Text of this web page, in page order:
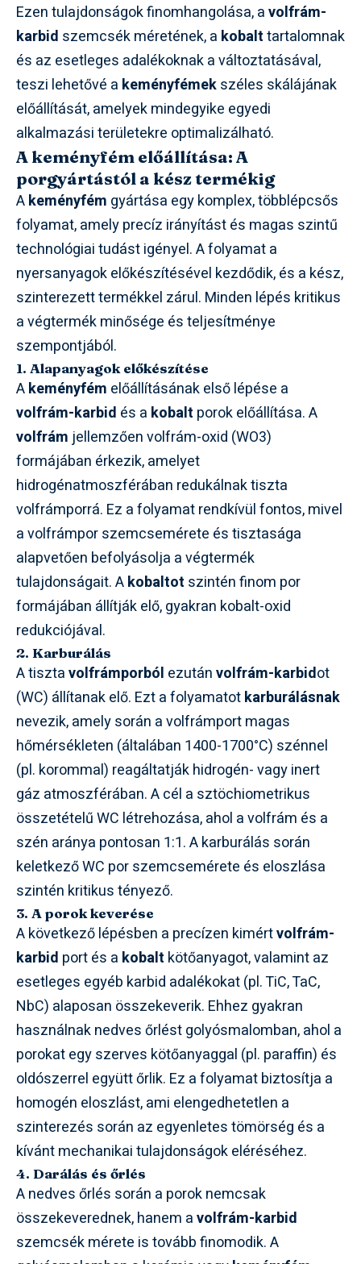
Ezen tulajdonságok finomhangolása, avolfrám-
karbid szemcsék méretének, a kobalttartalomnak
és az esetleges adalékoknak a változtatásával,
teszi lehetővé a keményfémekszéles skálájának
előállítását, amelyek mindegyike egyedi
alkalmazási területekre optimalizálható.
A keményfém előállítása: A
porgyártástól a kész termékig
Akeményfém gyártása egy komplex, többlépcsős
folyamat, amely precíz irányítást és magas szintű
technológiai tudást igényel. A folyamat a
nyersanyagok előkészítésével kezdődik, és a kész,
szinterezett termékkel zárul. Minden lépés kritikus
a végtermék minősége és teljesítménye
szempontjából.
1. Alapanyagok előkészítése
Akeményfém előállításának első lépése a
volfrám-karbid és a kobalt porok előállítása. A
volfrám jellemzően volfrám-oxid (WO3)
formájában érkezik, amelyet
hidrogénatmoszférában redukálnak tiszta
volfrámporrá. Ez a folyamat rendkívül fontos, mivel
a volfrámpor szemcsemérete és tisztasága
alapvetően befolyásolja a végtermék
tulajdonságait. Akobaltot szintén finom por
formájában állítják elő, gyakran kobalt-oxid
redukciójával.
2. Karburálás
A tisztavolfrámporból ezutánvolfrám-karbidot
(WC) állítanak elő. Ezt a folyamatotkarburálásnak
nevezik, amely során a volfrámport magas
hőmérsékleten (általában 1400-1700°C) szénnel
(pl. korommal) reagáltatják hidrogén- vagy inert
gáz atmoszférában. A cél a sztöchiometrikus
összetételű WC létrehozása, ahol a volfrám és a
szén aránya pontosan 1:1. A karburálás során
keletkező WC por szemcsemérete és eloszlása
szintén kritikus tényező.
3. A porok keverése
A következő lépésben a precízen kimértvolfrám-
karbid port és a kobalt kötőanyagot, valamint az
esetleges egyéb karbid adalékokat (pl. TiC, TaC,
NbC) alaposan összekeverik. Ehhez gyakran
használnak nedves őrlést golyósmalomban, ahol a
porokat egy szerves kötőanyaggal (pl. paraffin) és
oldószerrel együtt őrlik. Ez a folyamat biztosítja a
homogén eloszlást, ami elengedhetetlen a
szinterezés során az egyenletes tömörség és a
kívánt mechanikai tulajdonságok eléréséhez.
4. Darálás és őrlés
A nedves őrlés során a porok nemcsak
összekeverednek, hanem avolfrám-karbid
szemcsék mérete is tovább finomodik. A